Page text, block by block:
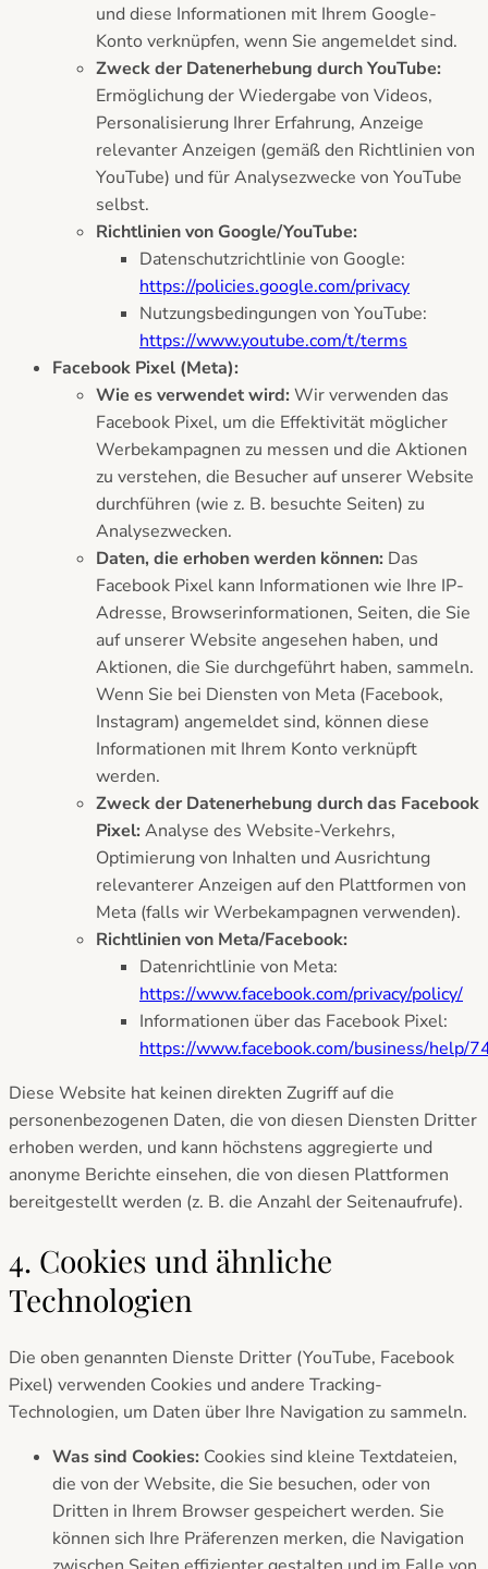
und diese Informationen mit Ihrem Google-
Konto verknüpfen, wenn Sie angemeldet sind.
Zweck der Datenerhebung durch YouTube:
Ermöglichung der Wiedergabe von Videos,
Personalisierung Ihrer Erfahrung, Anzeige
relevanter Anzeigen (gemäß den Richtlinien von
YouTube) und für Analysezwecke von YouTube
selbst.
Richtlinien von Google/YouTube:
Datenschutzrichtlinie von Google:
https://policies.google.com/privacy
Nutzungsbedingungen von YouTube:
https://www.youtube.com/t/terms
Facebook Pixel (Meta):
Wie es verwendet wird: Wir verwenden das
Facebook Pixel, um die Effektivität möglicher
Werbekampagnen zu messen und die Aktionen
zu verstehen, die Besucher auf unserer Website
durchführen (wie z. B. besuchte Seiten) zu
Analysezwecken.
Daten, die erhoben werden können: Das
Facebook Pixel kann Informationen wie Ihre IP-
Adresse, Browserinformationen, Seiten, die Sie
auf unserer Website angesehen haben, und
Aktionen, die Sie durchgeführt haben, sammeln.
Wenn Sie bei Diensten von Meta (Facebook,
Instagram) angemeldet sind, können diese
Informationen mit Ihrem Konto verknüpft
werden.
Zweck der Datenerhebung durch das Facebook
Pixel: Analyse des Website-Verkehrs,
Optimierung von Inhalten und Ausrichtung
relevanterer Anzeigen auf den Plattformen von
Meta (falls wir Werbekampagnen verwenden).
Richtlinien von Meta/Facebook:
Datenrichtlinie von Meta:
https://www.facebook.com/privacy/policy/
Informationen über das Facebook Pixel:
https://www.facebook.com/business/help/
Diese Website hat keinen direkten Zugriff auf die
personenbezogenen Daten, die von diesen Diensten Dritter
erhoben werden, und kann höchstens aggregierte und
anonyme Berichte einsehen, die von diesen Plattformen
bereitgestellt werden (z. B. die Anzahl der Seitenaufrufe).
4. Cookies und ähnliche
Technologien
Die oben genannten Dienste Dritter (YouTube, Facebook
Pixel) verwenden Cookies und andere Tracking-
Technologien, um Daten über Ihre Navigation zu sammeln.
Was sind Cookies: Cookies sind kleine Textdateien,
die von der Website, die Sie besuchen, oder von
Dritten in Ihrem Browser gespeichert werden. Sie
können sich Ihre Präferenzen merken, die Navigation